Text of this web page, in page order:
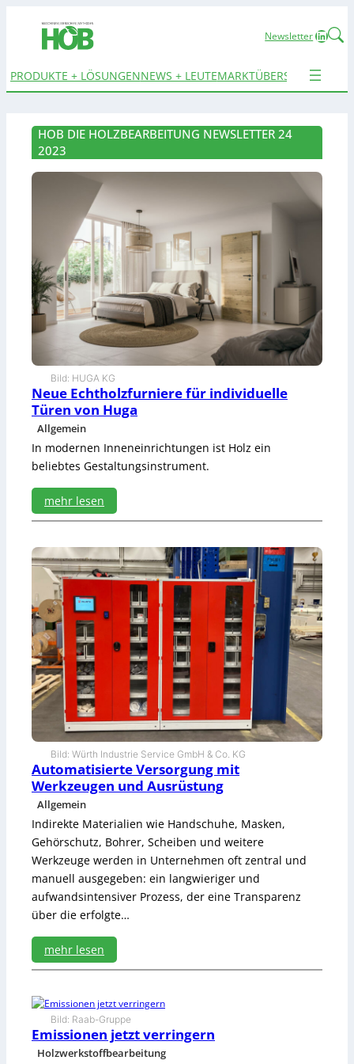
Newsletter
PRODUKTE + LÖSUNGENNEWS + LEUTEMARKTÜBERSICHTEN
HOB DIE HOLZBEARBEITUNG NEWSLETTER 24
2023
Bild: HUGA KG
Neue Echtholzfurniere für individuelle
Türen von Huga
Allgemein
In modernen Inneneinrichtungen ist Holz ein
beliebtes Gestaltungsinstrument.
mehr lesen
:
e
u
c
h
t
h
o
l
z
n
i
e
e
f
r
i
n
d
v
i
d
e
l
Bild: Würth Industrie Service GmbH & Co. KG
Automatisierte Versorgung mit
Werkzeugen und Ausrüstung
Allgemein
Indirekte Materialien wie Handschuhe, Masken,
Gehörschutz, Bohrer, Scheiben und weitere
Werkzeuge werden in Unternehmen oft zentral und
manuell ausgegeben: ein langwieriger und
aufwandsintensiver Prozess, der eine Transparenz
über die erfolgte…
mehr lesen
:
u
o
m
Bild: Raab-Gruppe
Emissionen jetzt verringern
Holzwerkstoffbearbeitung